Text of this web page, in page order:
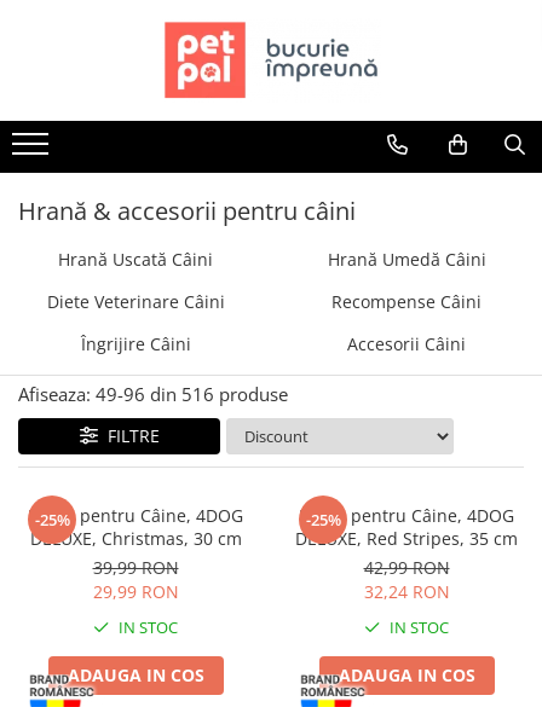
Câini
Hrană Uscată Câini
Câine Junior
Câine Senior
Hrană Umedă Câini
Câine Junior
Câine Adult
Diete Veterinare Câini
Umedă
Recompense Câini
Biscuiți
Piele Presată
Cremoase
Semi-umede
Pernuțe
Hrană & accesorii pentru câini
Hrană Uscată Câini
Hrană Umedă Câini
Diete Veterinare Câini
Recompense Câini
Îngrijire Câini
Accesorii Câini
Afiseaza: 49-96 din 516 produse
FILTRE
-25%
Haină pentru Câine, 4DOG
DELUXE, Christmas, 30 cm
39,99 RON
29,99 RON
IN STOC
ADAUGA IN COS
-25%
Haină pentru Câine, 4DOG
DELUXE, Red Stripes, 35 cm
42,99 RON
32,24 RON
IN STOC
ADAUGA IN COS